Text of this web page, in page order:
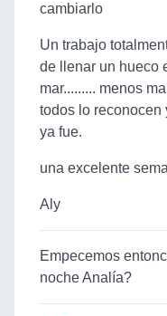
cambiarlo
Un trabajo
de llenar un hueco
mar......... menos
todos lo
ya fue.
una excelente
Aly
Empecemos
noche Analía?